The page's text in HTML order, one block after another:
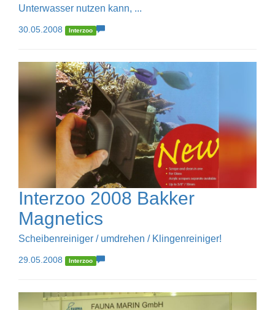
Unterwasser nutzen kann, ...
30.05.2008 Interzoo
Interzoo 2008 Bakker
Magnetics
Scheibenreiniger / umdrehen / Klingenreiniger!
29.05.2008 Interzoo